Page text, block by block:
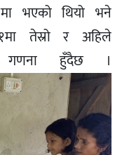
भएको थियो भने
तेस्रो र अहिले
गणना हुँदैछ ।